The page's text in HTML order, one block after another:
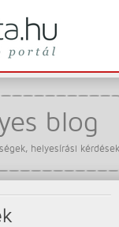
blog
helyesírási kérdések